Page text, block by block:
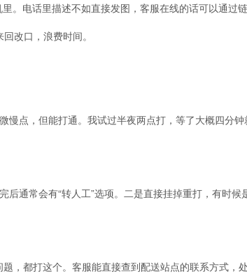
电话里描述不如直接发图，客服在线的话可以通过链
改口，浪费时间。
点，但能打通。我试过半夜两点打，等了大概四分钟
通常会有“转人工”选项。二是直接挂掉重打，有时候
都打这个。客服能直接查到配送站点的联系方式，